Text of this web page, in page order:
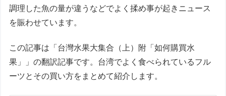
調理した魚の量が違うなどでよく揉め事が起きニュース
を賑わせています。
この記事は「台灣水果大集合（上）附「如何購買水
果」」の翻訳記事です。台湾でよく食べられているフル
ーツとその買い方をまとめて紹介します。